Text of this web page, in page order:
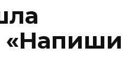
«Напиши